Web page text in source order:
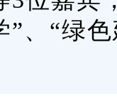
”、“绿